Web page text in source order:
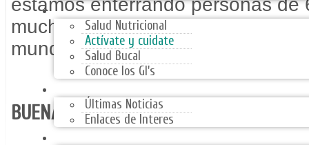
PROGRAMAS
Salud Nutricional
Actívate y cuidate
Salud Bucal
Conoce los GI's
Últimas Noticias
Enlaces de Interes
estamos enterrando personas de
muchos están sanos como
mundo, esquiando.
BUENA FORMA EN LA TERCERA EDAD